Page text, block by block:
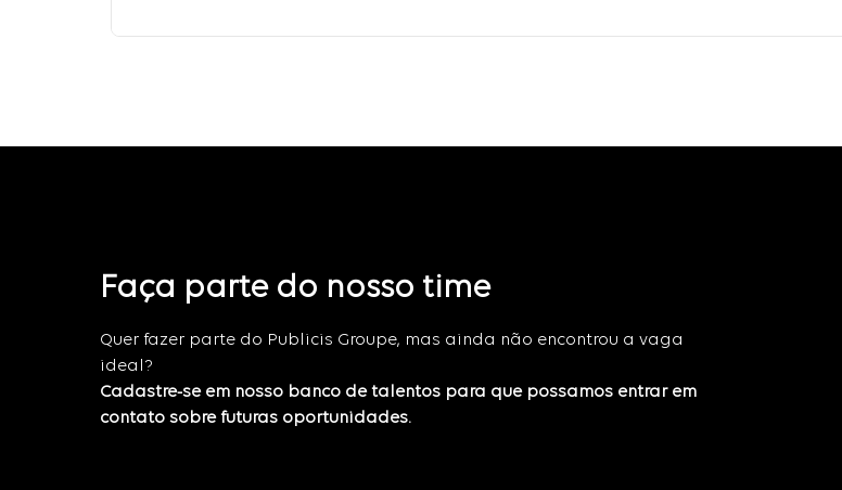
Faça parte do nosso time
Quer fazer parte do Publicis Groupe, mas ainda não encontrou a vaga
ideal?
Cadastre-se em nosso banco de talentos para que possamos entrar em
contato sobre futuras oportunidades.